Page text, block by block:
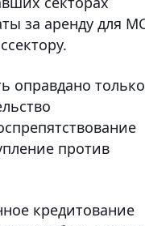
за аренду для
оправдано только
против
кредитование